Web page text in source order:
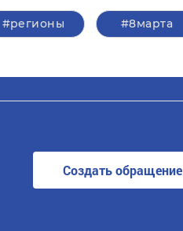
#регионы #8марта
Создать обращение